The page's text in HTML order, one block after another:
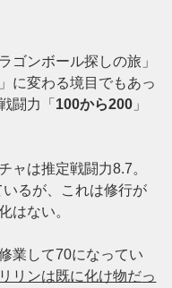
ゴンボール探しの旅」
」に変わる境目でもあっ
闘力「 100から200 」
ャは推定戦闘力8.7。
るが、これは修行が
はない。
業して70になってい
リンは既に化け物だっ